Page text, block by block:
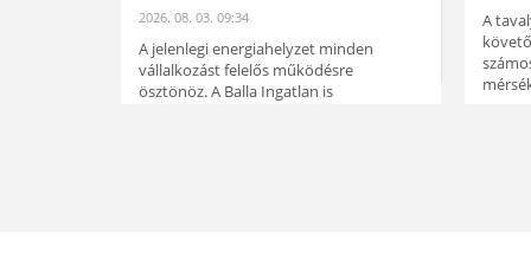
2026. 08. 03. 09:34
A jelenlegi energiahelyzet minden
vállalkozást felelős működésre
ösztönöz. A Balla Ingatlan is
A